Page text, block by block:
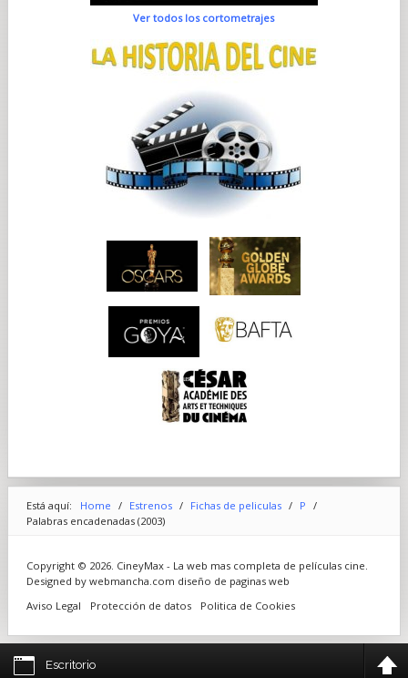
Ver todos los cortometrajes
Está aquí: Home / Estrenos / Fichas de peliculas / P /
Palabras encadenadas (2003)
Copyright © 2026. CineyMax - La web mas completa de películas cine.
Designed by webmancha.com diseño de paginas web
Aviso Legal
Protección de datos Politica de Cookies
Escritorio